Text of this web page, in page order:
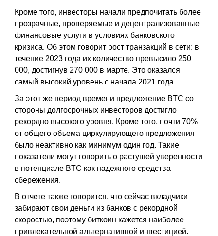
Кроме того, инвесторы начали предпочитать более
прозрачные, проверяемые и децентрализованные
финансовые услуги в условиях банковского
кризиса. Об этом говорит рост транзакций в сети: в
течение 2023 года их количество превысило 250
000, достигнув 270 000 в марте. Это оказался
самый высокий уровень с начала 2021 года.
За этот же период времени предложение BTC со
стороны долгосрочных инвесторов достигло
рекордно высокого уровня. Кроме того, почти 70%
от общего объема циркулирующего предложения
было неактивно как минимум один год. Такие
показатели могут говорить о растущей уверенности
в потенциале BTC как надежного средства
сбережения.
В отчете также говорится, что сейчас вкладчики
забирают свои деньги из банков с рекордной
скоростью, поэтому биткоин кажется наиболее
привлекательной альтернативной инвестицией.